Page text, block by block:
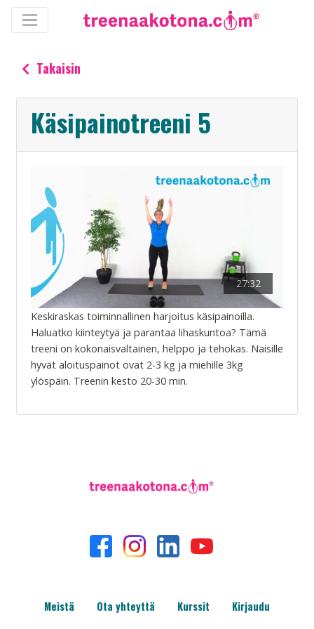
Takaisin
Käsipainotreeni 5
27:32
Keskiraskas toiminnallinen harjoitus käsipainoilla.
Haluatko kiinteytyä ja parantaa lihaskuntoa? Tämä
treeni on kokonaisvaltainen, helppo ja tehokas. Naisille
hyvät aloituspainot ovat 2-3 kg ja miehille 3kg
ylöspäin. Treenin kesto 20-30 min.
Meistä Ota yhteyttä Kurssit
Kirjaudu